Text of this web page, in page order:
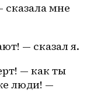
сказала мне
— сказал я.
— как ты
люди! —